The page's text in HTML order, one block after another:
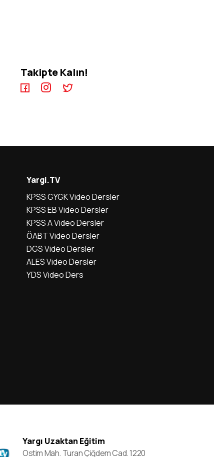
Takipte Kalın!
Yargi.TV
KPSS GYGK Video Dersler
KPSS EB Video Dersler
KPSS A Video Dersler
ÖABT Video Dersler
DGS Video Dersler
ALES Video Dersler
YDS Video Ders
Yargı Uzaktan Eğitim
Ostim Mah. Turan Çiğdem Cad. 1220